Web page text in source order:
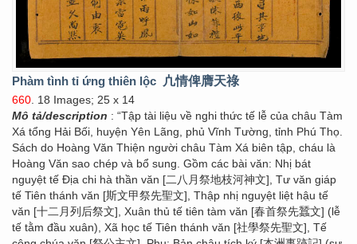
Phàm tình tỉ ứng thiên lộc 凣情俾膺天祿
660 . 18 Images; 25 x 14
Mô tả/description : “Tập tài liệu về nghi thức tế lễ của châu Tàm
Xá tổng Hải Bối, huyện Yên Lãng, phủ Vĩnh Tường, tỉnh Phú Thọ.
Sách do Hoàng Văn Thiện người châu Tàm Xá biên tập, cháu là
Hoàng Văn sao chép và bổ sung. Gồm các bài văn: Nhị bát
nguyệt tế Địa chi hà thần văn [二八月祭地枝河神文], Tư văn giáp
tế Tiên thánh văn [斯文甲祭先聖文], Thập nhị nguyệt liệt hậu tế
văn [十二月列后祭文], Xuân thủ tế tiên tàm văn [春首祭先蠶文] (lễ
tế tằm đầu xuân), Xã học tế Tiên thánh văn [社學祭先聖文], Tế